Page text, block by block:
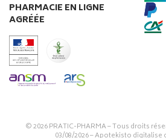
PHARMACIE EN LIGNE
AGRÉÉE
© 2026PRATIC-PHARMA– Tous droits